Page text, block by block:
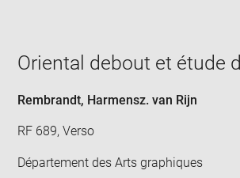
Oriental debout et étude
Rembrandt, Harmensz. van Rijn
RF 689, Verso
Département des Arts graphiques